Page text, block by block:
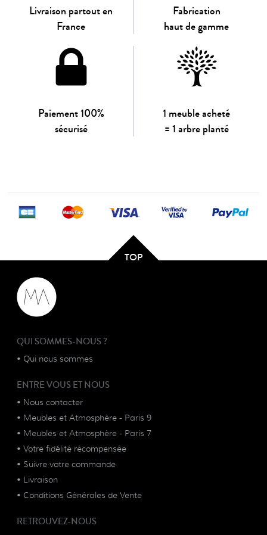
Livraison partout en
France
Fabrication
haut de gamme
Paiement 100%
sécurisé
1 meuble acheté
= 1 arbre planté
TOP
QUI SOMMES-NOUS ?
• Qui nous sommes
ENTRE VOUS ET NOUS
• Nous contacter
• Meubles et Atmosphère - Paris 9
• Meubles et Atmosphère - Paris 7
• Votre fidélité récompensée
• Suivre votre commande
• Livraison
• Conditions Générales de Vente
RETROUVEZ-NOUS